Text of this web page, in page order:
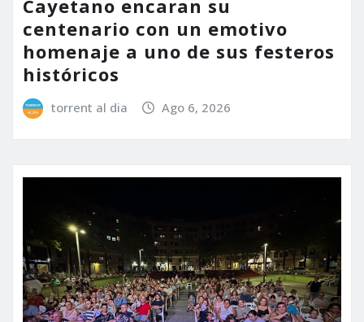
Cayetano encaran su
centenario con un emotivo
homenaje a uno de sus festeros
históricos
torrent al dia Ago 6, 2026